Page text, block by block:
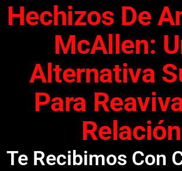
Hechizos De
McAllen:
Alternativa
Para
Relación
Te Recibimos Con